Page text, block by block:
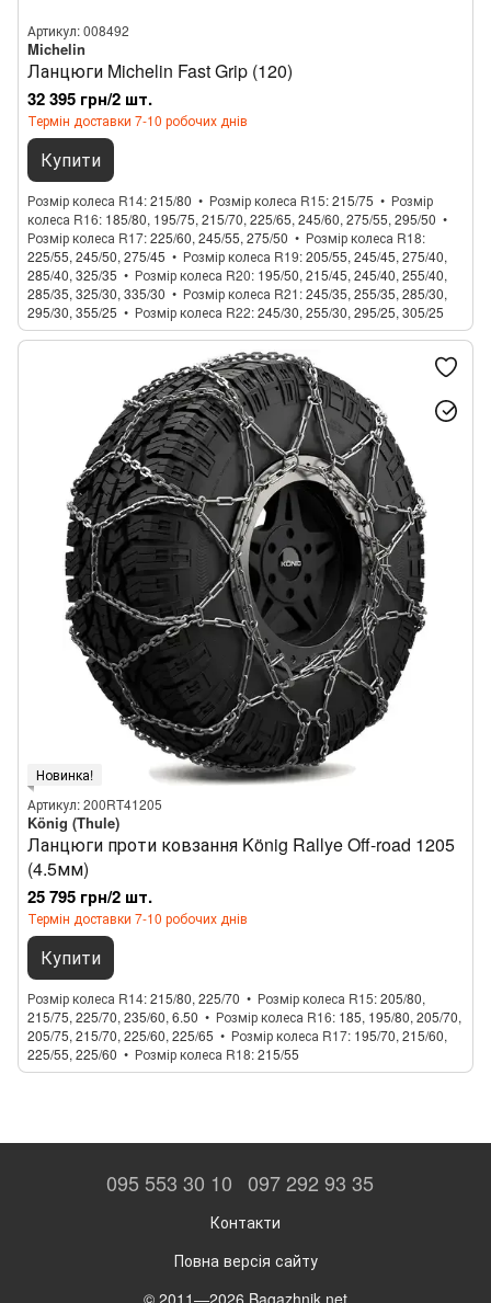
Артикул: 008492
Michelin
Ланцюги Michelin Fast Grip (120)
32 395 грн/2 шт.
Термін доставки 7-10 робочих днів
Купити
Розмір колеса R14 215/80 Розмір колеса R15 215/75
Розмір
колеса R16 185/80, 195/75, 215/70, 225/65, 245/60, 275/55, 295/50
Розмір колеса R17 225/60, 245/55, 275/50
Розмір колеса R18
225/55, 245/50, 275/45
Розмір колеса R19 205/55, 245/45, 275/40,
285/40, 325/35
Розмір колеса R20 195/50, 215/45, 245/40, 255/40,
285/35, 325/30, 335/30
Розмір колеса R21 245/35, 255/35, 285/30,
295/30, 355/25
Розмір колеса R22 245/30, 255/30, 295/25, 305/25
Новинка!
Артикул: 200RT41205
König (Thule)
Ланцюги проти ковзання König Rallye Off-road 1205
(4.5мм)
25 795 грн/2 шт.
Термін доставки 7-10 робочих днів
Купити
Розмір колеса R14 215/80, 225/70 Розмір колеса R15 205/80,
215/75, 225/70, 235/60, 6.50
Розмір колеса R16 185, 195/80, 205/70,
205/75, 215/70, 225/60, 225/65
Розмір колеса R17 195/70, 215/60,
225/55, 225/60
Розмір колеса R18 215/55
095 553 30 10 097 292 93 35
Контакти
Повна версія сайту
© 2011—2026 Bagazhnik.net